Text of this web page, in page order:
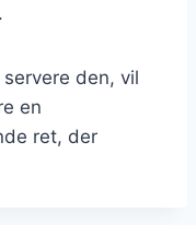
den, vil
en
ret, der